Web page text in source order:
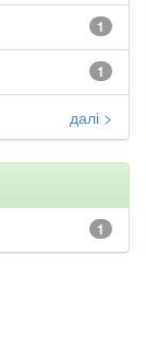
1
1
далі >
1